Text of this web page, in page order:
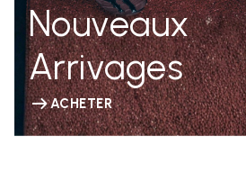
Nouveaux
Arrivages
ACHETER